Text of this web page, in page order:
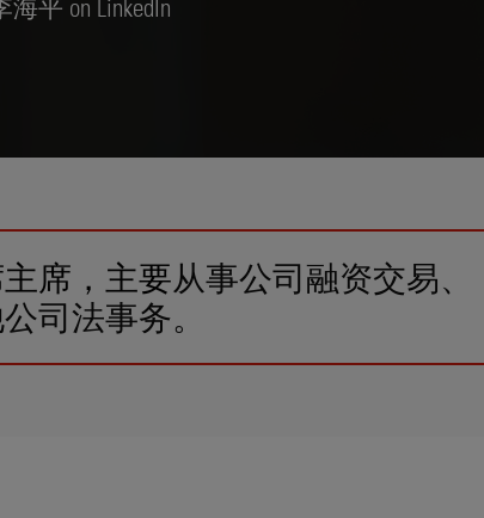
海平 on LinkedIn
席，主要从事公司融资交易、
司法事务。